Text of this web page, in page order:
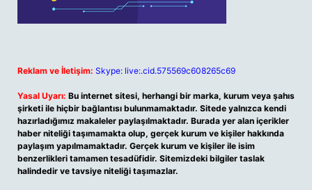
Reklam ve İletişim: Skype: live:.cid.575569c608265c69
Yasal Uyarı: Bu internet sitesi, herhangi bir marka, kurum veya şahıs
şirketi ile hiçbir bağlantısı bulunmamaktadır. Sitede yalnızca kendi
hazırladığımız makaleler paylaşılmaktadır. Burada yer alan içerikler
haber niteliği taşımamakta olup, gerçek kurum ve kişiler hakkında
paylaşım yapılmamaktadır. Gerçek kurum ve kişiler ile isim
benzerlikleri tamamen tesadüfidir. Sitemizdeki bilgiler taslak
halindedir ve tavsiye niteliği taşımazlar.